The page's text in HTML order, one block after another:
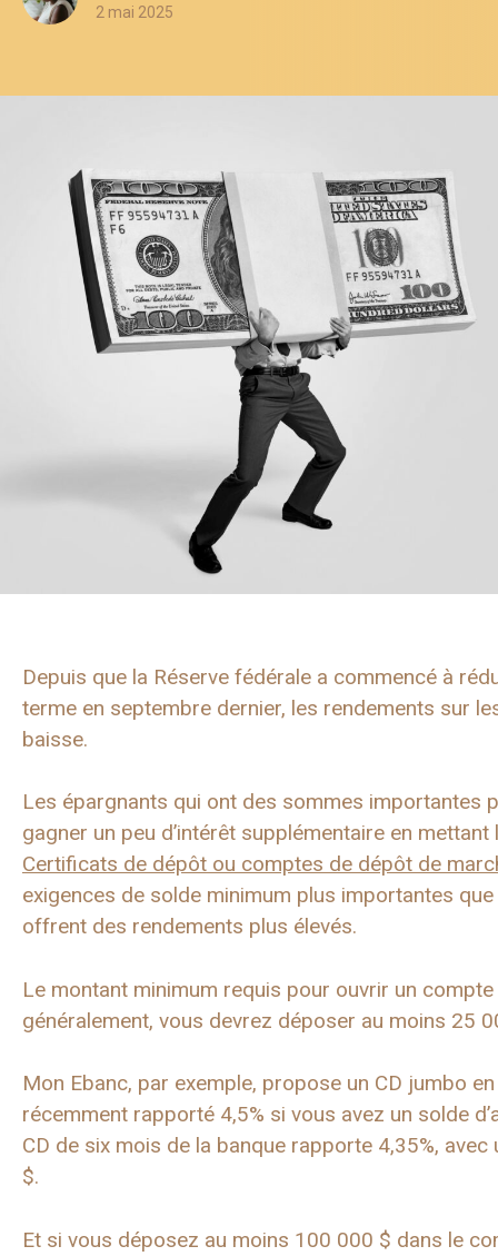
2 mai 2025
Depuis que la Réserve fédérale a commencé à
terme en septembre dernier, les rendements sur
baisse.
Les épargnants qui ont des sommes importantes
gagner un peu d’intérêt supplémentaire en
Certificats de dépôt ou comptes de dépôt de
exigences de solde minimum plus importantes
offrent des rendements plus élevés.
Le montant minimum requis pour ouvrir un
généralement, vous devrez déposer au moins 25
Mon Ebanc, par exemple, propose un CD jumbo
récemment rapporté 4,5% si vous avez un solde
CD de six mois de la banque rapporte 4,35%,
$.
Et si vous déposez au moins 100 000 $ dans le